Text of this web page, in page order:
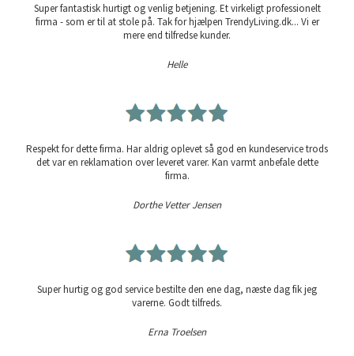
Super fantastisk hurtigt og venlig betjening. Et virkeligt professionelt
firma - som er til at stole på. Tak for hjælpen TrendyLiving.dk... Vi er
mere end tilfredse kunder.
Helle
Respekt for dette firma. Har aldrig oplevet så god en kundeservice trods
det var en reklamation over leveret varer. Kan varmt anbefale dette
firma.
Dorthe Vetter Jensen
Super hurtig og god service bestilte den ene dag, næste dag fik jeg
varerne. Godt tilfreds.
Erna Troelsen